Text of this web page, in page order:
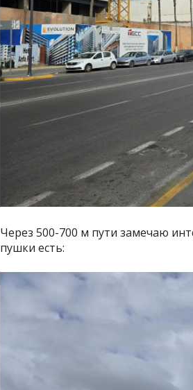
Через 500-700 м пути замечаю
пушки есть: